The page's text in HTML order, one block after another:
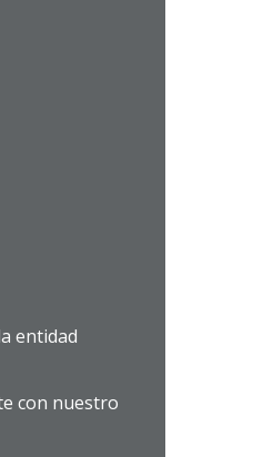
entidad
con nuestro